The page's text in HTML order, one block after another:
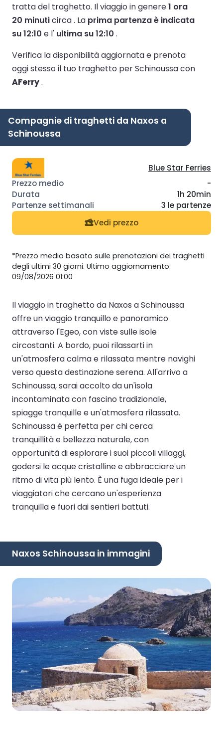
tratta del traghetto. Il viaggio in genere1 ora
20 minuticirca . La prima partenza è indicata
su 12:10 e l' ultima su 12:10 .
Verifica la disponibilità aggiornata e prenota
oggi stesso il tuo traghetto per Schinoussa con
AFerry.
Compagnie di traghetti da Naxos a
Schinoussa
Blue Star Ferries
-
1h 20min
3 le partenze
Vedi prezzo
*Prezzo medio basato sulle prenotazioni dei traghetti
degli ultimi 30 giorni. Ultimo aggiornamento:
09/08/2026 01:00
Il viaggio in traghetto da Naxos a Schinoussa
offre un viaggio tranquillo e panoramico
attraverso l'Egeo, con viste sulle isole
circostanti. A bordo, puoi rilassarti in
un'atmosfera calma e rilassata mentre navighi
verso questa destinazione serena. All'arrivo a
Schinoussa, sarai accolto da un'isola
incontaminata con fascino tradizionale,
spiagge tranquille e un'atmosfera rilassata.
Schinoussa è perfetta per chi cerca
tranquillità e bellezza naturale, con
opportunità di esplorare i suoi piccoli villaggi,
godersi le acque cristalline e abbracciare un
ritmo di vita più lento. È una fuga ideale per i
viaggiatori che cercano un'esperienza
tranquilla e fuori dai sentieri battuti.
Naxos Schinoussa in immagini